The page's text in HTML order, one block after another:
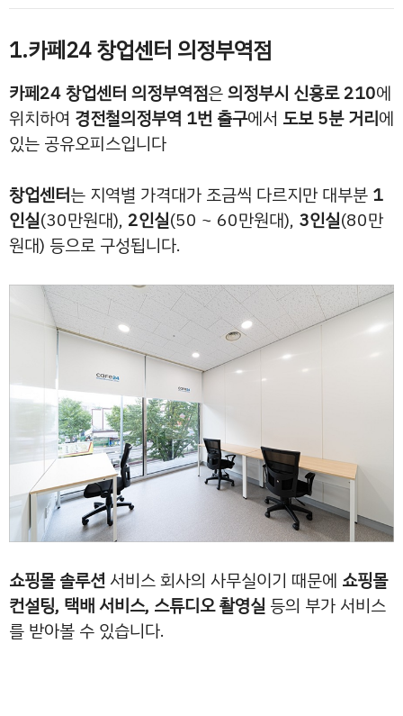
1.카페24 창업센터 의정부역점
카페24 창업센터 의정부역점은의정부시 신흥로 210에
위치하여 경전철의정부역 1번 출구에서 도보 5분 거리에
있는 공유오피스입니다
창업센터는 지역별 가격대가 조금씩 다르지만 대부분 1
인실(30만원대), 2인실(50 ~ 60만원대), 3인실(80만
원대) 등으로 구성됩니다.
쇼핑몰 솔루션 서비스 회사의 사무실이기 때문에 쇼핑몰
컨설팅, 택배 서비스, 스튜디오 촬영실 등의 부가 서비스
를 받아볼 수 있습니다.